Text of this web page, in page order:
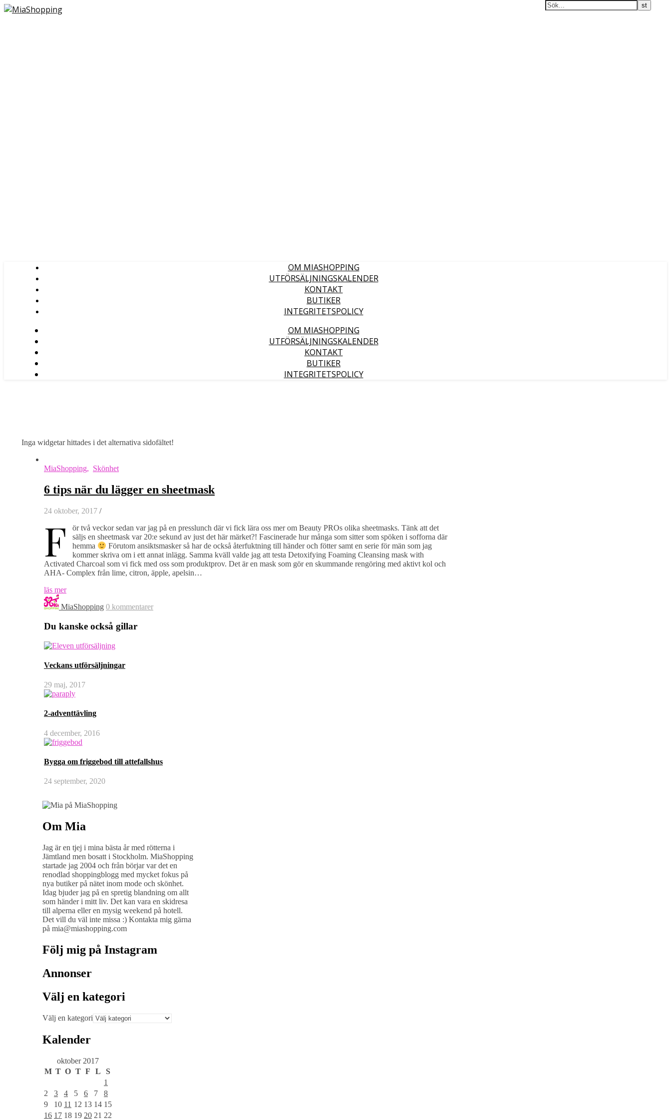
OM MIASHOPPING
UTFÖRSÄLJNINGSKALENDER
KONTAKT
BUTIKER
INTEGRITETSPOLICY
OM MIASHOPPING
UTFÖRSÄLJNINGSKALENDER
KONTAKT
BUTIKER
INTEGRITETSPOLICY
Inga widgetar hittades i det alternativa sidofältet!
MiaShopping, Skönhet
6 tips när du lägger en sheetmask
24 oktober, 2017 /
F
ör två veckor sedan var jag på en presslunch där vi fick lära oss mer om Beauty PROs olika sheetmasks. Tänk att det
säljs en sheetmask var 20:e sekund av just det här märket?! Fascinerade hur många som sitter som spöken i sofforna där
hemma
Förutom ansiktsmasker så har de också återfuktning till händer och fötter samt en serie för män som jag
kommer skriva om i ett annat inlägg. Samma kväll valde jag att testa Detoxifying Foaming Cleansing mask with
Activated Charcoal som vi fick med oss som produktprov. Det är en mask som gör en skummande rengöring med aktivt kol och
AHA- Complex från lime, citron, äpple, apelsin…
läs mer
MiaShopping 0 kommentarer
Du kanske också gillar
Veckans utförsäljningar
29 maj, 2017
2-adventtävling
4 december, 2016
Bygga om friggebod till attefallshus
24 september, 2020
Om Mia
Jag är en tjej i mina bästa år med rötterna i
Jämtland men bosatt i Stockholm. MiaShopping
startade jag 2004 och från börjar var det en
renodlad shoppingblogg med mycket fokus på
nya butiker på nätet inom mode och skönhet.
Idag bjuder jag på en spretig blandning om allt
som händer i mitt liv. Det kan vara en skidresa
till alperna eller en mysig weekend på hotell.
Det vill du väl inte missa :) Kontakta mig gärna
på mia@miashopping.com
Följ mig på Instagram
Annonser
Välj en kategori
Välj en kategori
Kalender
oktober 2017
M T O T F L
S
1
2
3 4 5 6 7
8
9
10 11 12 13 14 15
16 17 18 19 20 21 22